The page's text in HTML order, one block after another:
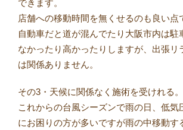
できます。
店舗への移動時間を無くせるのも良い点
自動車だと道が混んでたり大阪市内は駐
なかったり高かったりしますが、出張リ
は関係ありません。
その3・天候に関係なく施術を受けれる。
これからの台風シーズンで雨の日、低気
にお困りの方が多いですが雨の中移動す